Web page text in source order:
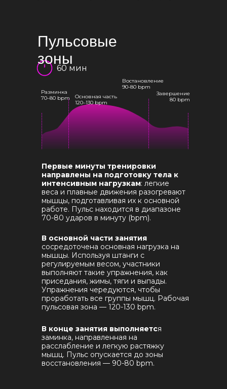
Основная часть
120–130 bpm
60 мин
Востановление
90-80 bpm
Завершение
80 bpm
Первые минуты тренировки
направлены на подготовку тела к
интенсивным нагрузкам: легкие
веса и плавные движения разогревают
мышцы, подготавливая их к основной
работе. Пульс находится в диапазоне
70-80 ударов в минуту (bpm).
В конце занятия выполняется
заминка, направленная на
расслабление и легкую растяжку
мышц. Пульс опускается до зоны
восстановления — 90-80 bpm.
Разминка
70–80 bpm
В основной части занятия
сосредоточена основная нагрузка на
мышцы. Используя штанги с
регулируемым весом, участники
выполняют такие упражнения, как
приседания, жимы, тяги и выпады.
Упражнения чередуются, чтобы
проработать все группы мышц. Рабочая
пульсовая зона — 120-130 bpm.
Пульсовые
зоны